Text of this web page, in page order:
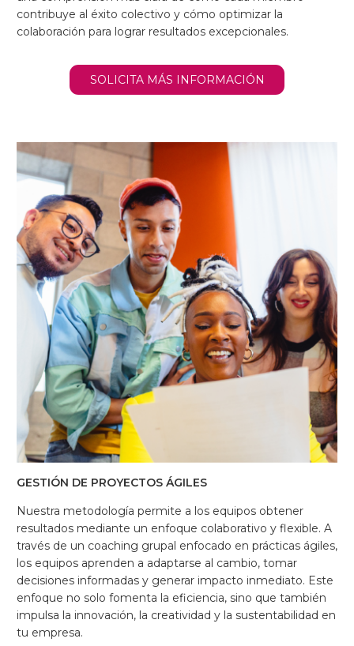
contribuye al éxito colectivo y cómo optimizar la
colaboración para lograr resultados excepcionales.
SOLICITA MÁS INFORMACIÓN
GESTIÓN DE PROYECTOS ÁGILES
Nuestra metodología permite a los equipos obtener
resultados mediante un enfoque colaborativo y flexible. A
través de un coaching grupal enfocado en prácticas ágiles,
los equipos aprenden a adaptarse al cambio, tomar
decisiones informadas y generar impacto inmediato. Este
enfoque no solo fomenta la eficiencia, sino que también
impulsa la innovación, la creatividad y la sustentabilidad en
tu empresa.